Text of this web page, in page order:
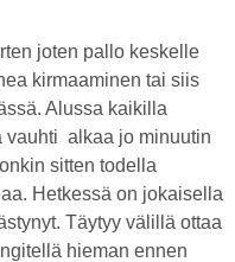
joten pallo keskelle
kirmaaminen tai siis
Alussa kaikilla
vauhti alkaa jo minuutin
sitten todella
Hetkessä on jokaisella
Täytyy välillä ottaa
hieman ennen